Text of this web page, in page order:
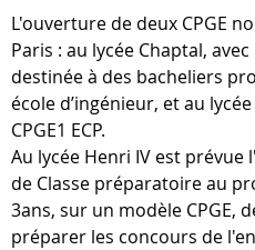
L'ouverture de deux CPGE
Paris : au lycée Chaptal, avec
destinée à des bacheliers
école d’ingénieur, et au
CPGE1 ECP.
Au lycée Henri IV est
de Classe préparatoire au
3ans, sur un modèle CPGE,
préparer les concours de